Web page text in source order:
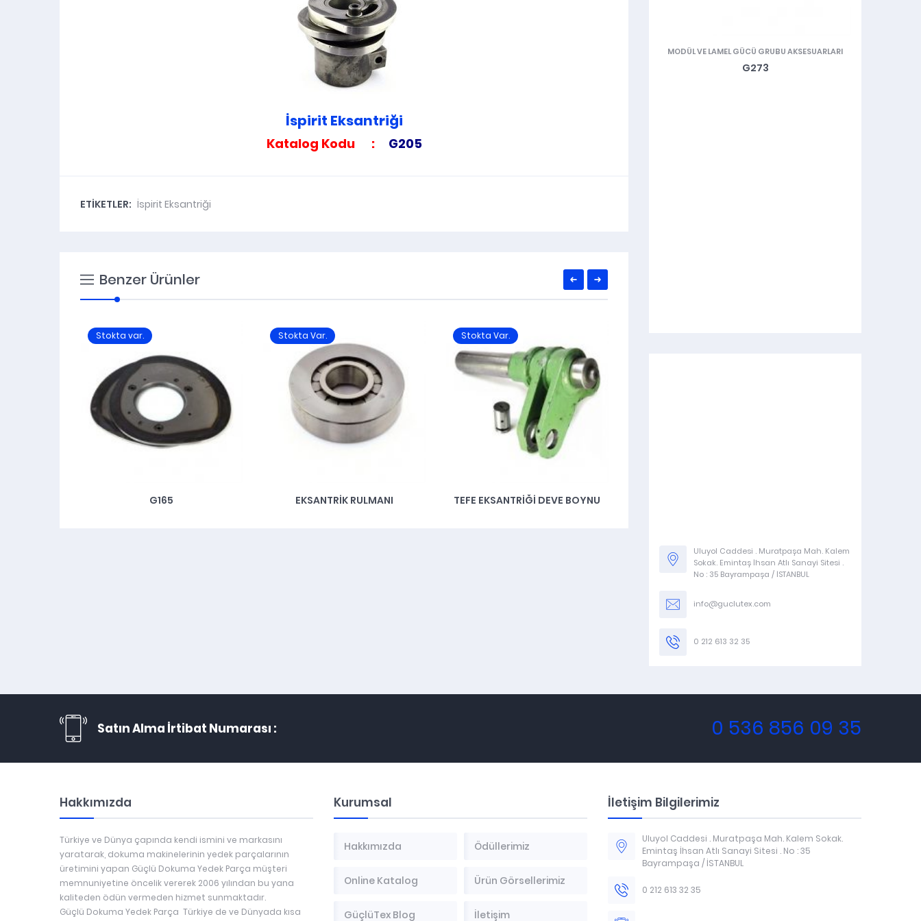
İspirit Eksantriği
Katalog Kodu : G205
ETİKETLER: İspirit Eksantriği
Benzer Ürünler
Stokta var.
G165
Stokta Var.
EKSANTRIK RULMANI
Stokta Var.
TEFE EKSANTRIĞI DEVE BOYNU
MODÜL VE LAMEL GÜCÜ GRUBU AKSESUARLARI
G273
Uluyol Caddesi . Muratpaşa Mah. Kalem
Sokak. Emintaş İhsan Atlı Sanayi Sitesi .
No : 35 Bayrampaşa / İSTANBUL
info@guclutex.com
0 212 613 32 35
Satın Alma İrtibat Numarası : 0 536 856 09 35
Hakkımızda
Türkiye ve Dünya çapında kendi ismini ve markasını
yaratarak, dokuma makinelerinin yedek parçalarının
üretimini yapan Güçlü Dokuma Yedek Parça müşteri
memnuniyetine öncelik vererek 2006 yılından bu yana
kaliteden ödün vermeden hizmet sunmaktadır.
Güçlü Dokuma Yedek Parça Türkiye de ve Dünyada kısa
Kurumsal
Hakkımızda Ödüllerimiz
Online Katalog Ürün Görsellerimiz
GüçlüTex Blog İletişim
İletişim Bilgilerimiz
Uluyol Caddesi . Muratpaşa Mah. Kalem Sokak.
Emintaş İhsan Atlı Sanayi Sitesi . No : 35
Bayrampaşa / İSTANBUL
0 212 613 32 35